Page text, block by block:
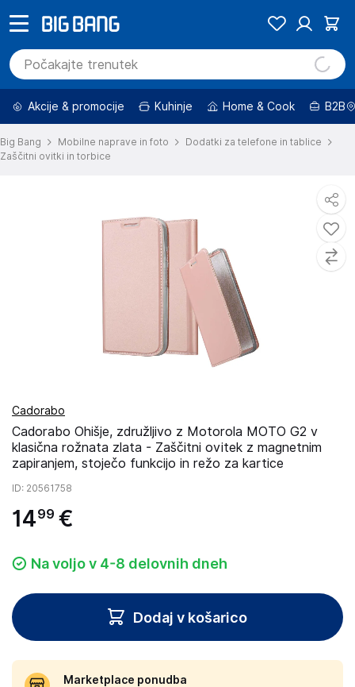
Akcije & promocije Kuhinje Home & Cook B2B
Big Bang Mobilne naprave in foto
Dodatki za telefone in tablice
Zaščitni ovitki in torbice
Cadorabo
Cadorabo Ohišje, združljivo z Motorola MOTO G2 v
klasična rožnata zlata - Zaščitni ovitek z magnetnim
zapiranjem, stoječo funkcijo in režo za kartice
ID: 20561758
1499 €
Na voljo v 4-8 delovnih dneh
Dodaj v košarico
Marketplace ponudba